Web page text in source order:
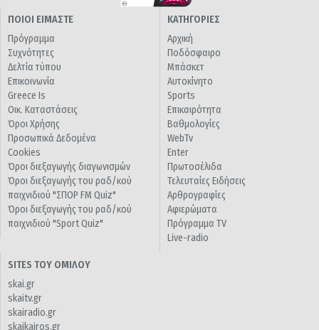
ΠΟΙΟΙ ΕΙΜΑΣΤΕ
Πρόγραμμα
Συχνότητες
Δελτία τύπου
Επικοινωνία
Greece Is
Οικ. Καταστάσεις
Όροι Χρήσης
Προσωπικά Δεδομένα
Cookies
Όροι διεξαγωγής διαγωνισμών
Όροι διεξαγωγής του ραδ/κού
παιχνιδιού "ΣΠΟΡ FM Quiz"
Όροι διεξαγωγής του ραδ/κού
παιχνιδιού "Sport Quiz"
ΚΑΤΗΓΟΡΙΕΣ
Αρχική
Ποδόσφαιρο
Μπάσκετ
Αυτοκίνητο
Sports
Επικαιρότητα
Βαθμολογίες
WebTv
Enter
Πρωτοσέλιδα
Τελευταίες Ειδήσεις
Αρθρογραφίες
Αφιερώματα
Πρόγραμμα TV
Live-radio
SITES ΤΟΥ ΟΜΙΛΟΥ
skai.gr
skaitv.gr
skairadio.gr
skaikairos.gr